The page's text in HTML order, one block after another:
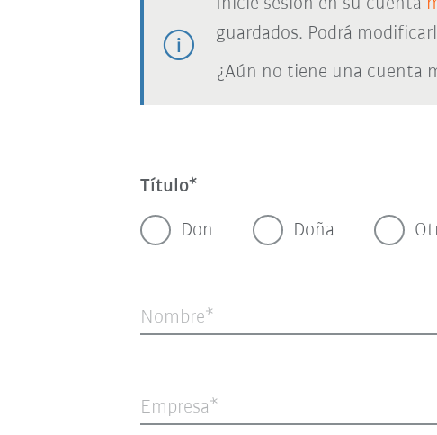
guardados. Podrá
¿Aún no tiene una cuenta
Título
Don Doña
Nombre
Empresa